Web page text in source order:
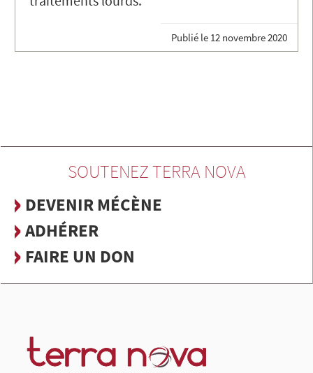
Publié le 12 novembre 2020
SOUTENEZ TERRA NOVA
DEVENIR MÉCÈNE
ADHÉRER
FAIRE UN DON